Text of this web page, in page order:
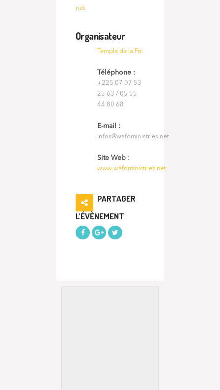
net
Organisateur
Temple de la Foi
Téléphone :
+225 07 07 53
25 63 / 05 55
44 80 68
E-mail :
infos@wafoministries.net
Site Web :
www.wafoministries.net
PARTAGER
L’ÉVÈNEMENT